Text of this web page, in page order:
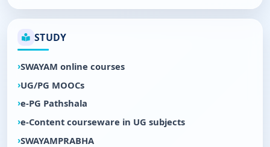
STUDY
SWAYAM online courses
UG/PG MOOCs
e-PG Pathshala
e-Content courseware in UG subjects
SWAYAMPRABHA